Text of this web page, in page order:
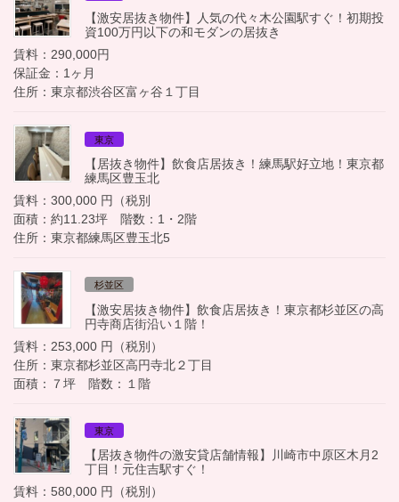
【激安居抜き物件】人気の代々木公園駅すぐ！初期投
資100万円以下の和モダンの居抜き
賃料：290,000円
保証金：1ヶ月
住所：東京都渋谷区富ヶ谷１丁目
東京
【居抜き物件】飲食店居抜き！練馬駅好立地！東京都
練馬区豊玉北
賃料：300,000 円（税別
面積：約11.23坪 階数：1・2階
住所：東京都練馬区豊玉北5
杉並区
【激安居抜き物件】飲食店居抜き！東京都杉並区の高
円寺商店街沿い１階！
賃料：253,000 円（税別）
住所：東京都杉並区高円寺北２丁目
面積：７坪 階数：１階
東京
【居抜き物件の激安貸店舗情報】川崎市中原区木月2
丁目！元住吉駅すぐ！
賃料：580,000 円（税別）